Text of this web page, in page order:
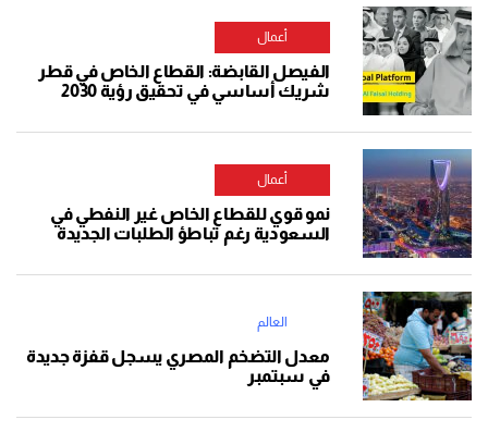
أعمال
الفيصل القابضة: القطاع الخاص في قطر
شريك أساسي في تحقيق رؤية 2030
أعمال
نمو قوي للقطاع الخاص غير النفطي في
السعودية رغم تباطؤ الطلبات الجديدة
العالم
معدل التضخم المصري يسجل قفزة جديدة
في سبتمبر